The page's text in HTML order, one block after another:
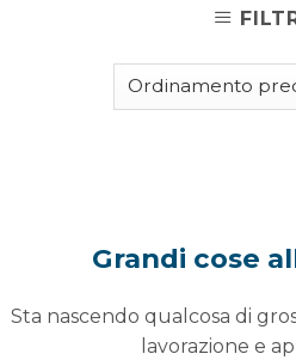
Grandi cose
Sta nascendo qualcosa di
lavorazione e